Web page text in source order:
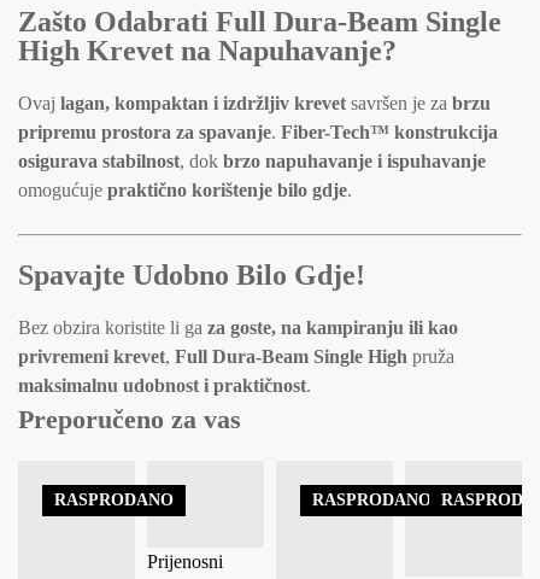
Zašto Odabrati Full Dura-Beam Single
High Krevet na Napuhavanje?
Ovaj lagan, kompaktan i izdržljiv krevet savršen je za brzu
pripremu prostora za spavanje. Fiber-Tech™ konstrukcija
osigurava stabilnost, dok brzo napuhavanje i ispuhavanje
omogućuje praktično korištenje bilo gdje.
Spavajte Udobno Bilo Gdje!
Bez obzira koristite li ga za goste, na kampiranju ili kao
privremeni krevet, Full Dura-Beam Single High pruža
maksimalnu udobnost i praktičnost.
Preporučeno za vas
RASPRODANO
Prijenosni
RASPRODANO